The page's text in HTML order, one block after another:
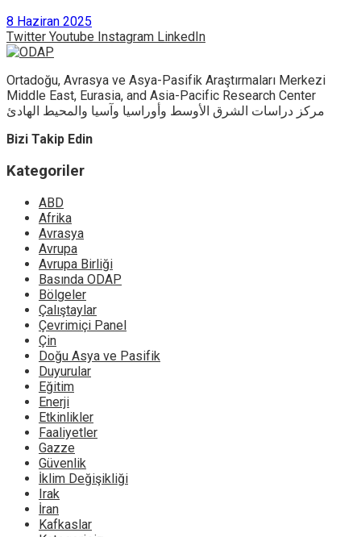
8 Haziran 2025
Twitter Youtube Instagram LinkedIn
Ortadoğu, Avrasya ve Asya-Pasifik Araştırmaları Merkezi
Middle East, Eurasia, and Asia-Pacific Research Center
مركز دراسات الشرق الأوسط وأوراسيا وآسيا والمحيط الهادئ
Bizi Takip Edin
Kategoriler
ABD
Afrika
Avrasya
Avrupa
Avrupa Birliği
Basında ODAP
Bölgeler
Çalıştaylar
Çevrimiçi Panel
Çin
Doğu Asya ve Pasifik
Duyurular
Eğitim
Enerji
Etkinlikler
Faaliyetler
Gazze
Güvenlik
İklim Değişikliği
Irak
İran
Kafkaslar